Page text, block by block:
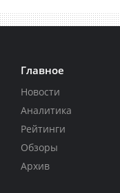
Главное
Новости
Аналитика
Рейтинги
Обзоры
Архив